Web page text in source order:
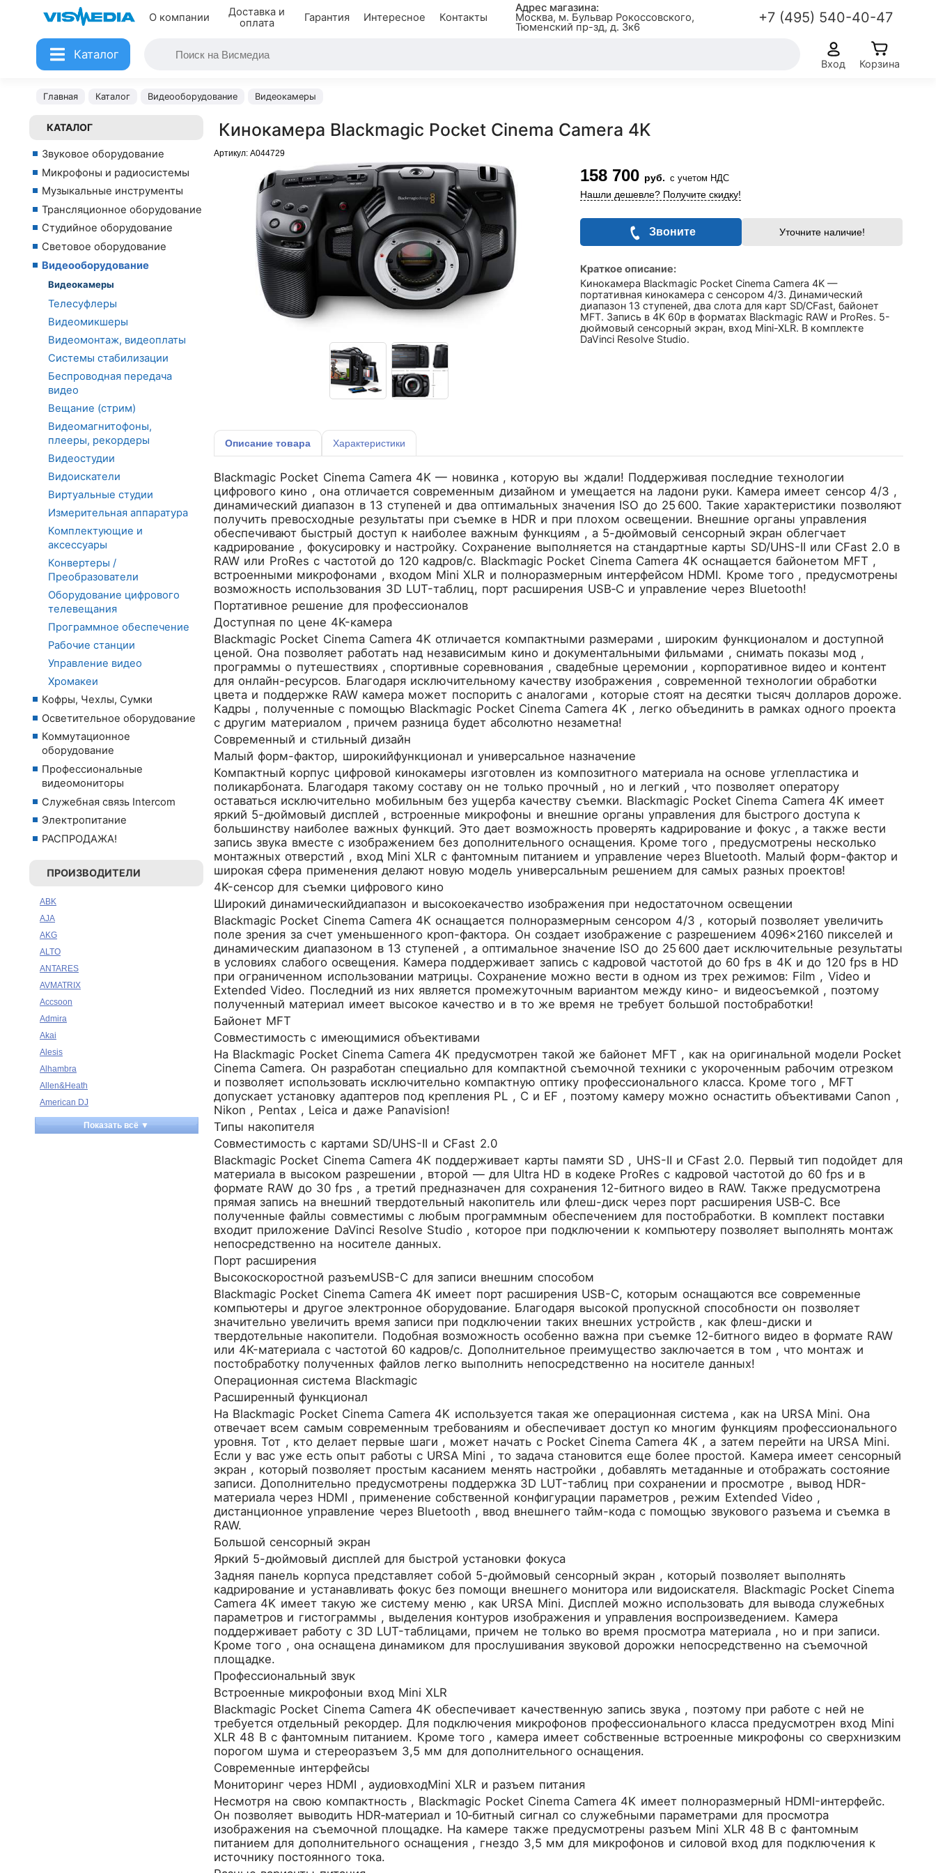
О компании
Доставка и
оплата
Гарантия Интересное Контакты
Адрес магазина:
Москва, м. Бульвар Рокоссовского,
Тюменский пр-зд, д. 3к6
+7 (495) 540-40-47
Каталог
Вход Корзина
Главная Каталог Видеооборудование Видеокамеры
КАТАЛОГ
Звуковое оборудование
Микрофоны и радиосистемы
Музыкальные инструменты
Трансляционное оборудование
Студийное оборудование
Световое оборудование
Видеооборудование
Видеокамеры
Телесуфлеры
Видеомикшеры
Видеомонтаж, видеоплаты
Системы стабилизации
Беспроводная передача
видео
Вещание (стрим)
Видеомагнитофоны,
плееры, рекордеры
Видеостудии
Видоискатели
Виртуальные студии
Измерительная аппаратура
Комплектующие и
аксессуары
Конвертеры /
Преобразователи
Оборудование цифрового
телевещания
Программное обеспечение
Рабочие станции
Управление видео
Хромакеи
Кофры, Чехлы, Сумки
Осветительное оборудование
Коммутационное
оборудование
Профессиональные
видеомониторы
Служебная связь Intercom
Электропитание
РАСПРОДАЖА!
ПРОИЗВОДИТЕЛИ
ABK
AJA
AKG
ALTO
ANTARES
AVMATRIX
Accsoon
Admira
Akai
Alesis
Alhambra
Allen&Heath
American DJ
Ampeg
Apart
Показать всё ▼
Кинокамера Blackmagic Pocket Cinema Camera 4K
Артикул: A044729
158 700 руб. с учетом НДС
Нашли дешевле? Получите скидку!
Звоните Уточните наличие!
Краткое описание:
Кинокамера Blackmagic Pocket Cinema Camera 4K —
портативная кинокамера с сенсором 4/3. Динамический
диапазон 13 ступеней, два слота для карт SD/CFast, байонет
MFT. Запись в 4K 60p в форматах Blackmagic RAW и ProRes. 5-
дюймовый сенсорный экран, вход Mini-XLR. В комплекте
DaVinci Resolve Studio.
Описание товара Характеристики
Blackmagic Pocket Cinema Camera 4K — новинка , которую вы ждали! Поддерживая последние технологии
цифрового кино , она отличается современным дизайном и умещается на ладони руки. Камера имеет сенсор 4/3 ,
динамический диапазон в 13 ступеней и два оптимальных значения ISO до 25 600. Такие характеристики позволяют
получить превосходные результаты при съемке в HDR и при плохом освещении. Внешние органы управления
обеспечивают быстрый доступ к наиболее важным функциям , а 5-дюймовый сенсорный экран облегчает
кадрирование , фокусировку и настройку. Сохранение выполняется на стандартные карты SD/UHS-II или CFast 2.0 в
RAW или ProRes с частотой до 120 кадров/c. Blackmagic Pocket Cinema Camera 4K оснащается байонетом MFT ,
встроенными микрофонами , входом Mini XLR и полноразмерным интерфейсом HDMI. Кроме того , предусмотрены
возможность использования 3D LUT-таблиц, порт расширения USB‑C и управление через Bluetooth!
Портативное решение для профессионалов
Доступная по цене 4K-камера
Blackmagic Pocket Cinema Camera 4K отличается компактными размерами , широким функционалом и доступной
ценой. Она позволяет работать над независимым кино и документальными фильмами , снимать показы мод ,
программы о путешествиях , спортивные соревнования , свадебные церемонии , корпоративное видео и контент
для онлайн-ресурсов. Благодаря исключительному качеству изображения , современной технологии обработки
цвета и поддержке RAW камера может поспорить с аналогами , которые стоят на десятки тысяч долларов дороже.
Кадры , полученные с помощью Blackmagic Pocket Cinema Camera 4K , легко объединить в рамках одного проекта
с другим материалом , причем разница будет абсолютно незаметна!
Современный и стильный дизайн
Малый форм-фактор, широкийфункционал и универсальное назначение
Компактный корпус цифровой кинокамеры изготовлен из композитного материала на основе углепластика и
поликарбоната. Благодаря такому составу он не только прочный , но и легкий , что позволяет оператору
оставаться исключительно мобильным без ущерба качеству съемки. Blackmagic Pocket Cinema Camera 4K имеет
яркий 5-дюймовый дисплей , встроенные микрофоны и внешние органы управления для быстрого доступа к
большинству наиболее важных функций. Это дает возможность проверять кадрирование и фокус , а также вести
запись звука вместе с изображением без дополнительного оснащения. Кроме того , предусмотрены несколько
монтажных отверстий , вход Mini XLR с фантомным питанием и управление через Bluetooth. Малый форм-фактор и
широкая сфера применения делают новую модель универсальным решением для самых разных проектов!
4K-сенсор для съемки цифрового кино
Широкий динамическийдиапазон и высокоекачество изображения при недостаточном освещении
Blackmagic Pocket Cinema Camera 4K оснащается полноразмерным сенсором 4/3 , который позволяет увеличить
поле зрения за счет уменьшенного кроп-фактора. Он создает изображение с разрешением 4096×2160 пикселей и
динамическим диапазоном в 13 ступеней , а оптимальное значение ISO до 25 600 дает исключительные результаты
в условиях слабого освещения. Камера поддерживает запись с кадровой частотой до 60 fps в 4K и до 120 fps в HD
при ограниченном использовании матрицы. Сохранение можно вести в одном из трех режимов: Film , Video и
Extended Video. Последний из них является промежуточным вариантом между кино- и видеосъемкой , поэтому
полученный материал имеет высокое качество и в то же время не требует большой постобработки!
Байонет MFT
Совместимость с имеющимися объективами
На Blackmagic Pocket Cinema Camera 4K предусмотрен такой же байонет MFT , как на оригинальной модели Pocket
Cinema Camera. Он разработан специально для компактной съемочной техники с укороченным рабочим отрезком
и позволяет использовать исключительно компактную оптику профессионального класса. Кроме того , MFT
допускает установку адаптеров под крепления PL , C и EF , поэтому камеру можно оснастить объективами Canon ,
Nikon , Pentax , Leica и даже Panavision!
Типы накопителя
Совместимость с картами SD/UHS-II и CFast 2.0
Blackmagic Pocket Cinema Camera 4K поддерживает карты памяти SD , UHS-II и CFast 2.0. Первый тип подойдет для
материала в высоком разрешении , второй — для Ultra HD в кодеке ProRes с кадровой частотой до 60 fps и в
формате RAW до 30 fps , а третий предназначен для сохранения 12-битного видео в RAW. Также предусмотрена
прямая запись на внешний твердотельный накопитель или флеш-диск через порт расширения USB‑C. Все
полученные файлы совместимы с любым программным обеспечением для постобработки. В комплект поставки
входит приложение DaVinci Resolve Studio , которое при подключении к компьютеру позволяет выполнять монтаж
непосредственно на носителе данных.
Порт расширения
Высокоскоростной разъемUSB-C для записи внешним способом
Blackmagic Pocket Cinema Camera 4K имеет порт расширения USB-C, которым оснащаются все современные
компьютеры и другое электронное оборудование. Благодаря высокой пропускной способности он позволяет
значительно увеличить время записи при подключении таких внешних устройств , как флеш-диски и
твердотельные накопители. Подобная возможность особенно важна при съемке 12-битного видео в формате RAW
или 4K-материала с частотой 60 кадров/с. Дополнительное преимущество заключается в том , что монтаж и
постобработку полученных файлов легко выполнить непосредственно на носителе данных!
Операционная система Blackmagic
Расширенный функционал
На Blackmagic Pocket Cinema Camera 4K используется такая же операционная система , как на URSA Mini. Она
отвечает всем самым современным требованиям и обеспечивает доступ ко многим функциям профессионального
уровня. Тот , кто делает первые шаги , может начать с Pocket Cinema Camera 4K , а затем перейти на URSA Mini.
Если у вас уже есть опыт работы с URSA Mini , то задача становится еще более простой. Камера имеет сенсорный
экран , который позволяет простым касанием менять настройки , добавлять метаданные и отображать состояние
записи. Дополнительно предусмотрены поддержка 3D LUT-таблиц при сохранении и просмотре , вывод HDR-
материала через HDMI , применение собственной конфигурации параметров , режим Extended Video ,
дистанционное управление через Bluetooth , ввод внешнего тайм-кода с помощью звукового разъема и съемка в
RAW.
Большой сенсорный экран
Яркий 5-дюймовый дисплей для быстрой установки фокуса
Задняя панель корпуса представляет собой 5-дюймовый сенсорный экран , который позволяет выполнять
кадрирование и устанавливать фокус без помощи внешнего монитора или видоискателя. Blackmagic Pocket Cinema
Camera 4K имеет такую же систему меню , как URSA Mini. Дисплей можно использовать для вывода служебных
параметров и гистограммы , выделения контуров изображения и управления воспроизведением. Камера
поддерживает работу с 3D LUT-таблицами, причем не только во время просмотра материала , но и при записи.
Кроме того , она оснащена динамиком для прослушивания звуковой дорожки непосредственно на съемочной
площадке.
Профессиональный звук
Встроенные микрофоныи вход Mini XLR
Blackmagic Pocket Cinema Camera 4K обеспечивает качественную запись звука , поэтому при работе с ней не
требуется отдельный рекордер. Для подключения микрофонов профессионального класса предусмотрен вход Mini
XLR 48 В с фантомным питанием. Кроме того , камера имеет собственные встроенные микрофоны со сверхнизким
порогом шума и стереоразъем 3,5 мм для дополнительного оснащения.
Современные интерфейсы
Мониторинг через HDMI , аудиовходMini XLR и разъем питания
Несмотря на свою компактность , Blackmagic Pocket Cinema Camera 4K имеет полноразмерный HDMI-интерфейс.
Он позволяет выводить HDR‑материал и 10‑битный сигнал со служебными параметрами для просмотра
изображения на съемочной площадке. На камере также предусмотрены разъем Mini XLR 48 В с фантомным
питанием для дополнительного оснащения , гнездо 3,5 мм для микрофонов и силовой вход для подключения к
источнику постоянного тока.